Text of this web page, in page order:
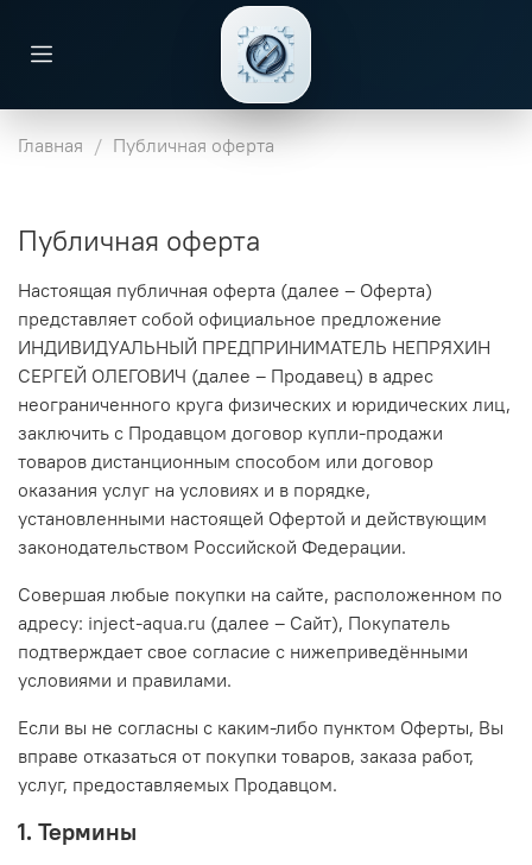
Главная Публичная оферта
Публичная оферта
Настоящая публичная оферта (далее – Оферта)
представляет собой официальное предложение
ИНДИВИДУАЛЬНЫЙ ПРЕДПРИНИМАТЕЛЬ НЕПРЯХИН
СЕРГЕЙ ОЛЕГОВИЧ (далее – Продавец) в адрес
неограниченного круга физических и юридических лиц,
заключить с Продавцом договор купли-продажи
товаров дистанционным способом или договор
оказания услуг на условиях и в порядке,
установленными настоящей Офертой и действующим
законодательством Российской Федерации.
Совершая любые покупки на сайте, расположенном по
адресу: inject-aqua.ru (далее – Сайт), Покупатель
подтверждает свое согласие с нижеприведёнными
условиями и правилами.
Если вы не согласны с каким-либо пунктом Оферты, Вы
вправе отказаться от покупки товаров, заказа работ,
услуг, предоставляемых Продавцом.
1. Термины